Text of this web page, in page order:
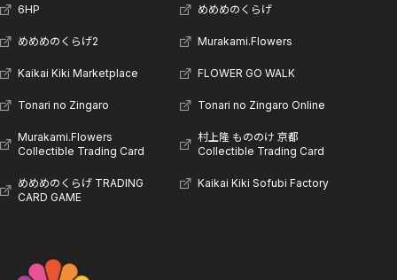
6HP めめめのくらげ
めめめのくらげ2 Murakami.Flowers
Kaikai Kiki Marketplace FLOWER GO WALK
Tonari no Zingaro Tonari no Zingaro Online
Murakami.Flowers
Collectible Trading Card
村上隆 もののけ 京都
Collectible Trading Card
めめめのくらげ TRADING
CARD GAME
Kaikai Kiki Sofubi Factory